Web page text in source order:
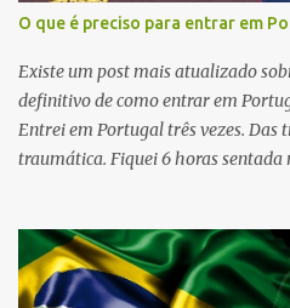
O que é preciso para entrar em
Existe um post mais atualizado
definitivo de como entrar em
Entrei em Portugal três vezes. Das
traumática. Fiquei 6 horas sentada
país foi autorizada. Mas é claro,
Portugal precisa de uma